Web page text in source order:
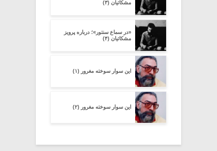
مشکاتیان (۳)
«در سماع سنتور»؛ درباره پرویز
مشکاتیان (۴)
این سوار سوخته مغرور (۱)
این سوار سوخته مغرور (۲)